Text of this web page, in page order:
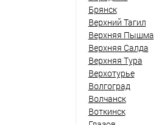
Брянск
Верхний Тагил
Верхняя Пышма
Верхняя Салда
Верхняя Тура
Верхотурье
Волгоград
Волчанск
Воткинск